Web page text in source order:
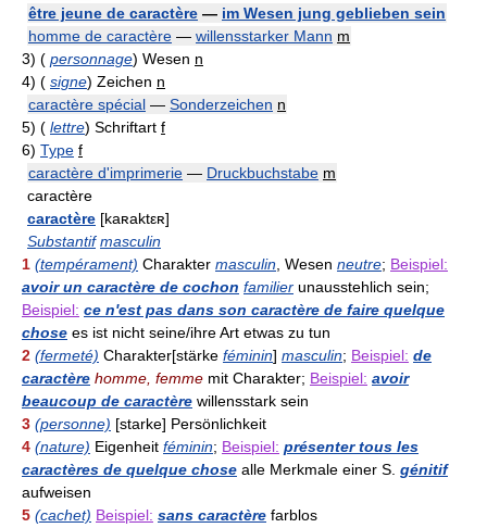
être jeune de caractère — im Wesen jung geblieben sein
homme de caractère — willensstarker Mann m
3) ( personnage) Wesen n
4) ( signe) Zeichen n
caractère spécial — Sonderzeichen n
5) ( lettre) Schriftart f
6) Type f
caractère d'imprimerie — Druckbuchstabe m
caractère
caractère [kaʀaktεʀ]
Substantif masculin
1 (tempérament) Charakter masculin , Wesen neutre; Beispiel:
avoir un caractère de cochon familier unausstehlich sein;
Beispiel: ce n'est pas dans son caractère de faire quelque
chose es ist nicht seine/ihre Art etwas zu tun
2 (fermeté) Charakter[stärke féminin] masculin; Beispiel: de
caractère homme, femme mit Charakter; Beispiel: avoir
beaucoup de caractère willensstark sein
3 (personne) [starke] Persönlichkeit
4 (nature) Eigenheit féminin; Beispiel: présenter tous les
caractères de quelque chose alle Merkmale einer S. génitif
aufweisen
5 (cachet) Beispiel: sans caractère farblos